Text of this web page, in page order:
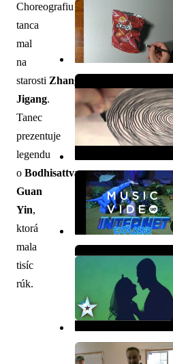
Choreografiu
tanca
mal
na
starosti Zhang
Jigang.
Tanec
prezentuje
legendu
o Bodhisattva
Guan
Yin,
ktorá
mala
tisíc
rúk.